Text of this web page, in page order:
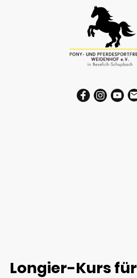
Longier-Kurs für